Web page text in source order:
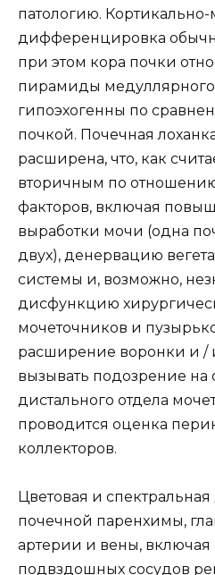
патологию.
дифференцировка
при этом кора почки
пирамиды медуллярного
гипоэхогенны по
почкой. Почечная
расширена, что, как
вторичным по
факторов, включая
выработки мочи (одна
двух), денервацию
системы и, возможно,
дисфункцию
мочеточников и
расширение воронки и /
вызывать подозрение на
дистального отдела
проводится оценка
коллекторов.
Цветовая и
почечной паренхимы,
артерии и вены, включая
подвздошных сосудов